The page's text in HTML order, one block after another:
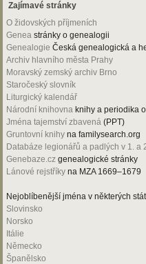
Zajímavé stránky
O židovských příjmeních
Genea stránky o genealogii
Genealogie Česká genealogická a
Archiv hlavního města Prahy
Moravský zemský archiv Brno
Staročeský slovník
Liturgický kalendář
Národní knihovna knihy a periodika
Jména tajemství zbavená (PPT)
Gruntovní knihy na familysearch.org
Databáze legionářů a padlých v 1. a
Genebaze.cz genealogické stránky
Lánové rejstříky na MZA 1669–1679
Nejoblíbenější jména v některých
Slovinsko
Norsko
Itálie
Německo
Španělsko